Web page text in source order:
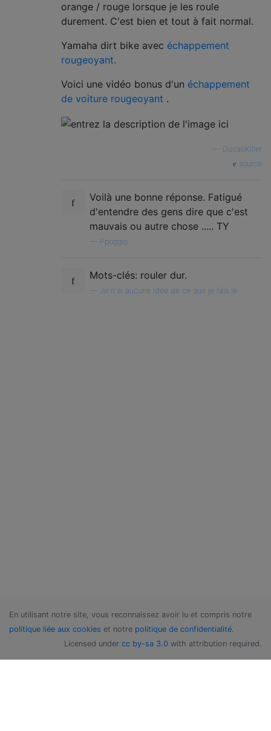
orange / rouge lorsque je les roule
durement. C'est bien et tout à fait normal.
Yamaha dirt bike avec échappement
rougeoyant.
Voici une vidéo bonus d'un échappement
de voiture rougeoyant .
DucatiKiller
source
Voilà une bonne réponse. Fatigué
d'entendre des gens dire que c'est
mauvais ou autre chose ..... TY
Ppoggio
Mots-clés: rouler dur.
Je n'ai aucune idée de ce que je fais le
En utilisant notre site, vous reconnaissez avoir lu et compris notre
politique liée aux cookies et notre politique de confidentialité.
Licensed under cc by-sa 3.0 with attribution required.